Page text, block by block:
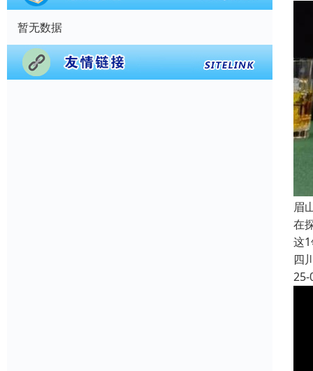
暂无数据
眉
在
这
四
25-